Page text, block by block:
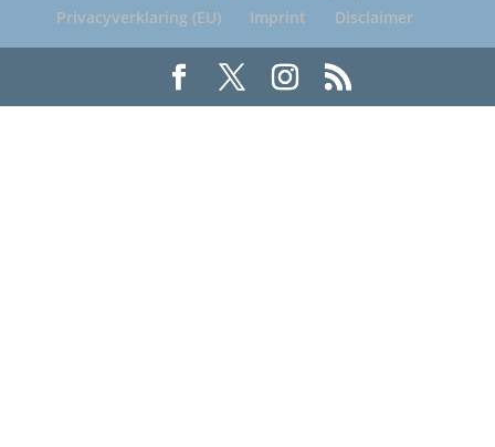
Privacyverklaring (EU)
Imprint Disclaimer